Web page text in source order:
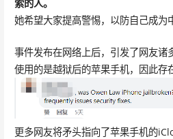
索的人。
她希望大家提高警惕，以防自己成为
事件发布在网络上后，引发了网友诸
使用的是越狱后的苹果手机，因此存
更多网友将矛头指向了苹果手机的